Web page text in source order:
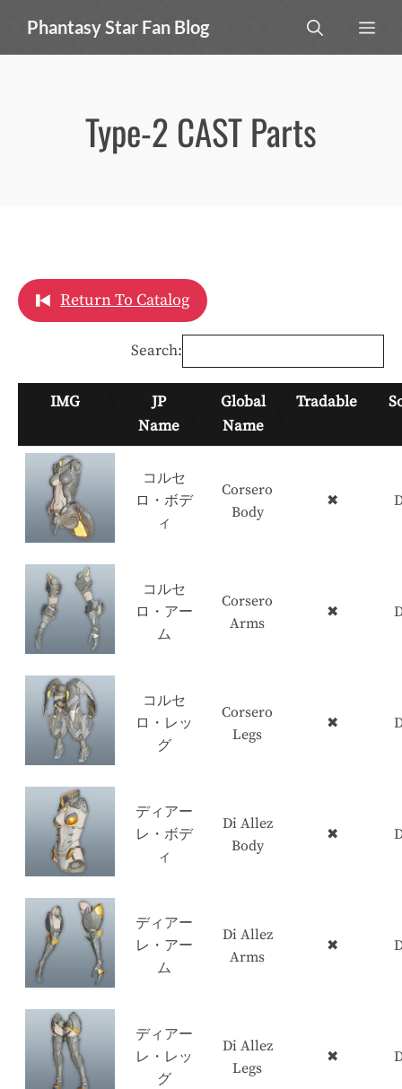
content
Phantasy Star Fan Blog
Type-2 CAST Parts
Return To Catalog
Search:
IMG
JP
Name
Global
Name
Tradable
コルセ
ロ・ボデ
ィ
Corsero
Body
✖
コルセ
ロ・アー
ム
Corsero
Arms
✖
コルセ
ロ・レッ
グ
Corsero
Legs
✖
ディアー
レ・ボデ
ィ
Di Allez
Body
✖
ディアー
レ・アー
ム
Di Allez
Arms
✖
ディアー
レ・レッ
グ
Di Allez
Legs
✖